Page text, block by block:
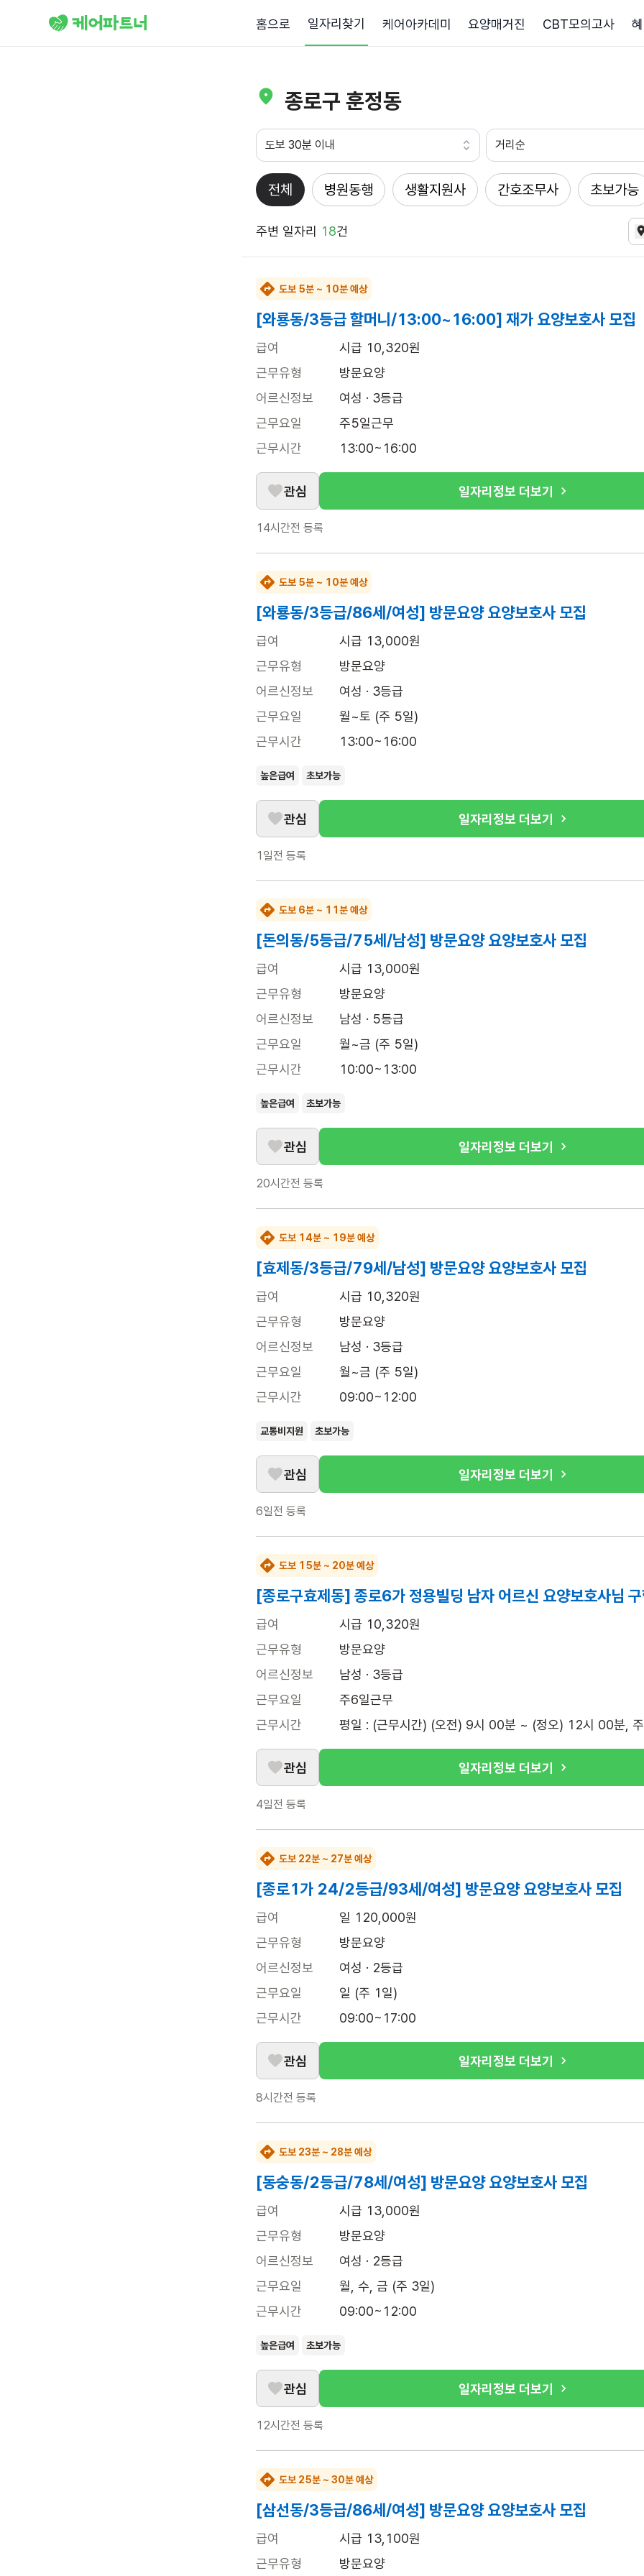
홈으로 일자리찾기 케어아카데미 요양매거진 CBT모의고사
종로구 훈정동
도보 30분 이내 거리순
전체 병원동행 생활지원사 간호조무사 초보가능
주변 일자리 18건
도보 5분 ~ 10분 예상
[와룡동/3등급 할머니/13:00~16:00] 재가 요양보호사 모집
급여
시급 10,320원
근무유형
방문요양
어르신정보
여성 · 3등급
근무요일
주5일근무
근무시간
13:00~16:00
관심 일자리정보 더보기
14시간전 등록
도보 5분 ~ 10분 예상
[와룡동/3등급/86세/여성] 방문요양 요양보호사 모집
급여
시급 13,000원
근무유형
방문요양
어르신정보
여성 · 3등급
근무요일
월~토 (주 5일)
근무시간
13:00~16:00
높은급여 초보가능
관심 일자리정보 더보기
1일전 등록
도보 6분 ~ 11분 예상
[돈의동/5등급/75세/남성] 방문요양 요양보호사 모집
급여
시급 13,000원
근무유형
방문요양
어르신정보
남성 · 5등급
근무요일
월~금 (주 5일)
근무시간
10:00~13:00
높은급여 초보가능
관심 일자리정보 더보기
20시간전 등록
도보 14분 ~ 19분 예상
[효제동/3등급/79세/남성] 방문요양 요양보호사 모집
급여
시급 10,320원
근무유형
방문요양
어르신정보
남성 · 3등급
근무요일
월~금 (주 5일)
근무시간
09:00~12:00
교통비지원 초보가능
관심 일자리정보 더보기
6일전 등록
도보 15분 ~ 20분 예상
[종로구효제동] 종로6가 정용빌딩 남자 어르신 요양보호사님
급여
시급 10,320원
근무유형
방문요양
어르신정보
남성 · 3등급
근무요일
주6일근무
근무시간
평일 : (근무시간) (오전) 9시 00분 ~ (정오) 12시 00분,
관심 일자리정보 더보기
4일전 등록
도보 22분 ~ 27분 예상
[종로1가 24/2등급/93세/여성] 방문요양 요양보호사 모집
급여
일 120,000원
근무유형
방문요양
어르신정보
여성 · 2등급
근무요일
일 (주 1일)
근무시간
09:00~17:00
관심 일자리정보 더보기
8시간전 등록
도보 23분 ~ 28분 예상
[동숭동/2등급/78세/여성] 방문요양 요양보호사 모집
급여
시급 13,000원
근무유형
방문요양
어르신정보
여성 · 2등급
근무요일
월, 수, 금 (주 3일)
근무시간
09:00~12:00
높은급여 초보가능
관심 일자리정보 더보기
12시간전 등록
도보 25분 ~ 30분 예상
[삼선동/3등급/86세/여성] 방문요양 요양보호사 모집
급여
시급 13,100원
근무유형
방문요양